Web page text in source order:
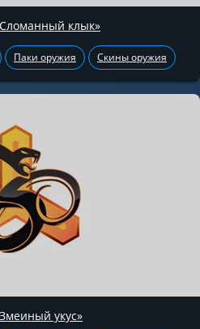
клык»
Паки оружия Скины оружия
укус»